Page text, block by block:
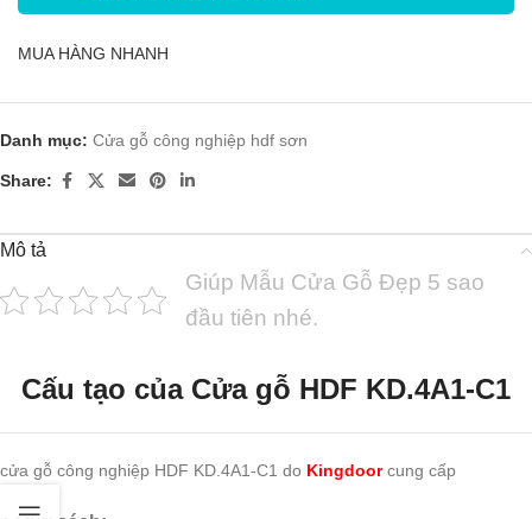
MUA HÀNG NHANH
Danh mục: Cửa gỗ công nghiệp hdf sơn
Share:
Mô tả
Giúp Mẫu Cửa Gỗ Đẹp 5 sao
đầu tiên nhé.
Cấu tạo của Cửa gỗ HDF KD.4A1-C1
cửa gỗ công nghiệp HDF KD.4A1-C1 do Kingdoorcung cấp